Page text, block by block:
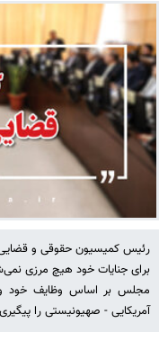
رئیس کمیسیون حقوقی و قضایی
برای جنایات خود هیچ مرزی
مجلس بر اساس وظایف خود و
آمریکایی - صهیونیستی را